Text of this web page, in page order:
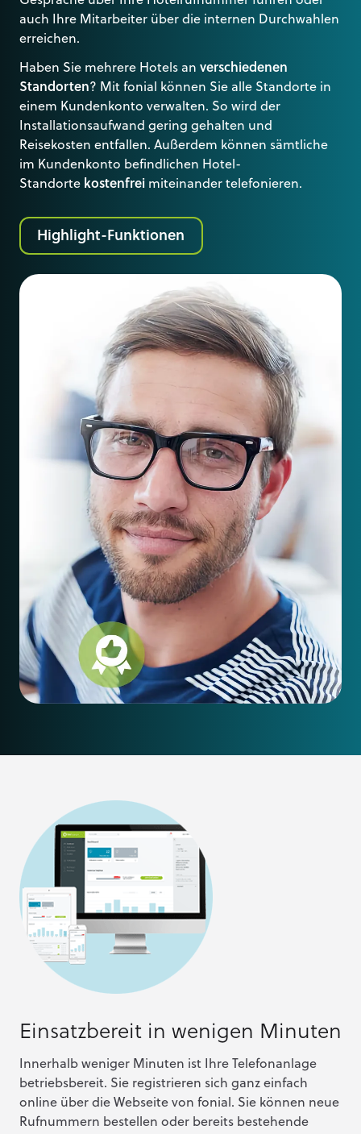
auch Ihre Mitarbeiter über die internen Durchwahlen
erreichen.
Haben Sie mehrere Hotels an verschiedenen
Standorten? Mit fonial können Sie alle Standorte in
einem Kundenkonto verwalten. So wird der
Installationsaufwand gering gehalten und
Reisekosten entfallen. Außerdem können sämtliche
im Kundenkonto befindlichen Hotel-
Standorte kostenfrei miteinander telefonieren.
Highlight-Funktionen
Einsatzbereit in wenigen Minuten
Innerhalb weniger Minuten ist Ihre Telefonanlage
betriebsbereit. Sie registrieren sich ganz einfach
online über die Webseite von fonial. Sie können neue
Rufnummern bestellen oder bereits bestehende